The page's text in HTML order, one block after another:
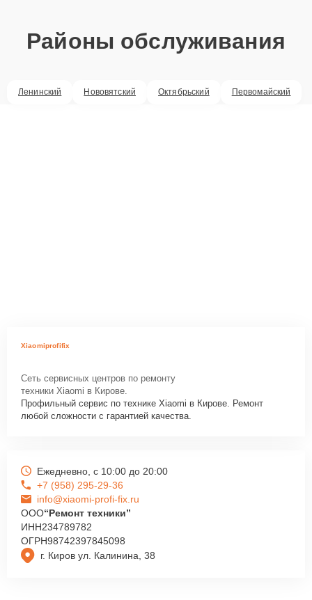
Районы обслуживания
Ленинский Нововятский Октябрьский Первомайский
Xiaomiprofifix
Сеть сервисных центров по ремонту
техники Xiaomi в Кирове.
Профильный сервис по технике Xiaomi в Кирове. Ремонт
любой сложности с гарантией качества.
г. Киров ул. Калинина, 38
Ежедневно, с 10:00 до 20:00
+7 (958) 295-29-36
info@xiaomi-profi-fix.ru
ООО“Ремонт техники”
ИНН234789782
ОГРН98742397845098